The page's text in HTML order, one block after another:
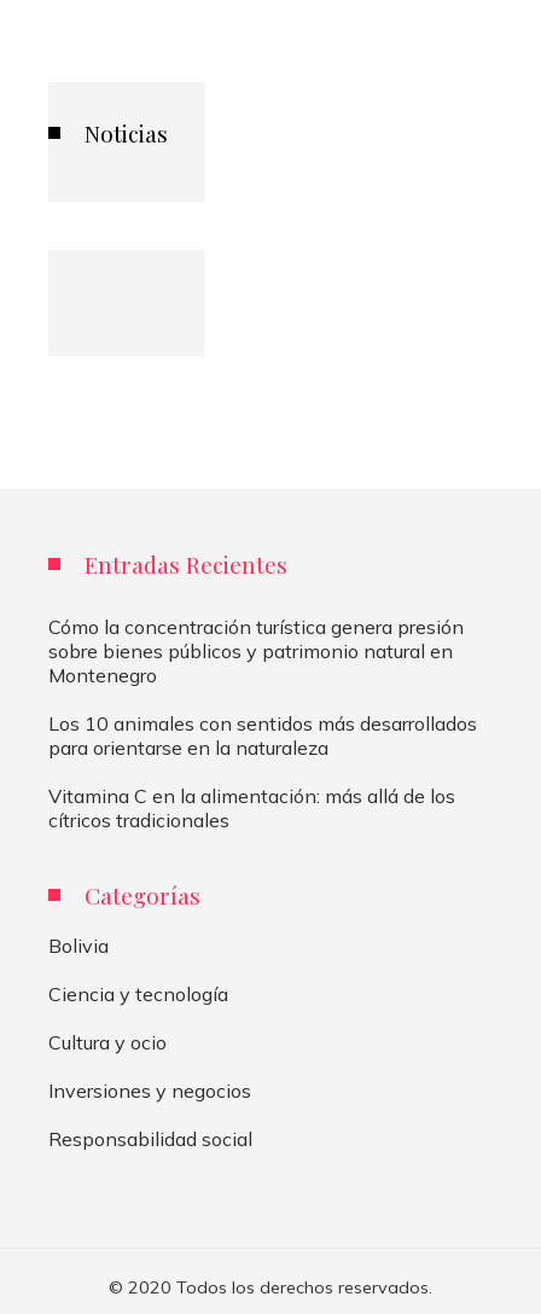
Noticias
Entradas Recientes
Cómo la concentración turística genera presión
sobre bienes públicos y patrimonio natural en
Montenegro
Los 10 animales con sentidos más desarrollados
para orientarse en la naturaleza
Vitamina C en la alimentación: más allá de los
cítricos tradicionales
Categorías
Bolivia
Ciencia y tecnología
Cultura y ocio
Inversiones y negocios
Responsabilidad social
© 2020 Todos los derechos reservados.